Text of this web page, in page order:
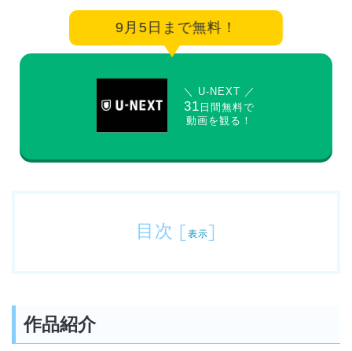
9月5日まで無料！
＼ U-NEXT ／
31 日間無料で
動画を観る！
目次 [ 表示]
作品紹介